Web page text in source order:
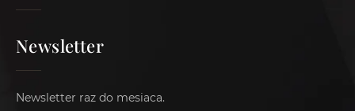
Newsletter
Newsletter raz do mesiaca.